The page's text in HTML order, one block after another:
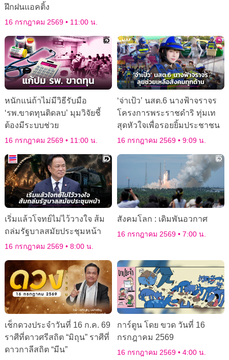
ฝึกฝนแอคติ้ง
16 กรกฎาคม 2569 11:00 น.
หนักแน่ถ้าไม่มีวิธีรับมือ
‘รพ.ขาดทุนติดลบ’ มุมวิจัยชี้
ต้องมีระบบช่วย
16 กรกฎาคม 2569 11:00 น.
‘จ่าเป้ว’ นสต.6 นางฟ้าจราจร
โครงการพระราชดำริ ทุ่มเท
สุดหัวใจเพื่อรอยยิ้มประชาชน
16 กรกฎาคม 2569 9:09 น.
เริ่มแล้วโจทย์ไม่ไว้วางใจ ส้ม
ถล่มรัฐบาลสมัยประชุมหน้า
16 กรกฎาคม 2569 8:00 น.
สังคมโลก : เดิมพันอวกาศ
16 กรกฎาคม 2569 7:00 น.
เช็กดวงประจำวันที่ 16 ก.ค. 69
ราศีที่ดาวศรีสถิต “มิถุน” ราศีที่
ดาวกาลีสถิต “มีน”
การ์ตูน โดย ขวด วันที่ 16
กรกฎาคม 2569
16 กรกฎาคม 2569 4:00 น.